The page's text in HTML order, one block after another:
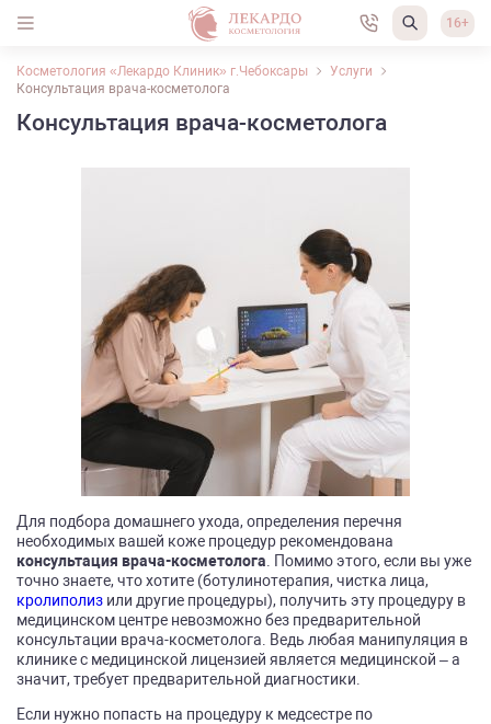
16+
Косметология «Лекардо Клиник» г.Чебоксары
Услуги
Консультация врача-косметолога
Консультация врача-косметолога
Для подбора домашнего ухода, определения перечня
необходимых вашей коже процедур рекомендована
консультация врача-косметолога . Помимо этого, если вы уже
точно знаете, что хотите (ботулинотерапия, чистка лица,
кролиполиз или другие процедуры), получить эту процедуру в
медицинском центре невозможно без предварительной
консультации врача-косметолога. Ведь любая манипуляция в
клинике с медицинской лицензией является медицинской – а
значит, требует предварительной диагностики.
Если нужно попасть на процедуру к медсестре по